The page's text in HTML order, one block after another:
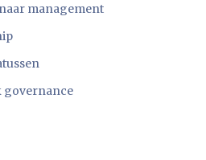
management
governance